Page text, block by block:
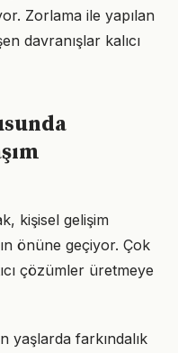
Zorlama ile yapılan
davranışlar kalıcı
kişisel gelişim
önüne geçiyor. Çok
çözümler üretmeye
yaşlarda farkındalık